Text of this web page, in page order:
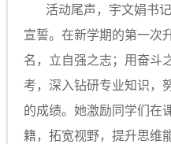
活动尾声，宇文娟书记
宣誓。在新学期的第一次
名，立自强之志；用奋斗
考，深入钻研专业知识，
的成绩。她激励同学们在
籍，拓宽视野，提升思维